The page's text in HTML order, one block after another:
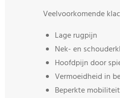
Veelvoorkomende
Lage rugpijn
Nek- en
Hoofdpijn door
Vermoeidheid in
Beperkte